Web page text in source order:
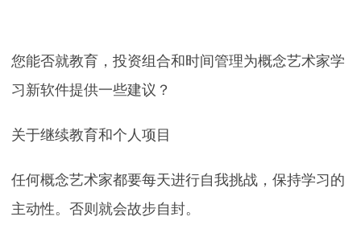
您能否就教育，投资组合和时间管理为概念艺术家学
习新软件提供一些建议？
关于继续教育和个人项目
任何概念艺术家都要每天进行自我挑战，保持学习的
主动性。否则就会故步自封。